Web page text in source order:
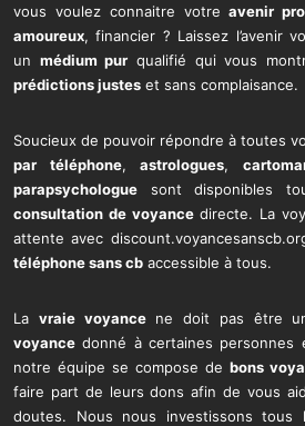
vous voulez connaitre votreavenir
amoureux, financier ? Laissez l’avenir
un médium pur qualifié qui vous
prédictions justes et sans complaisance.
Soucieux de pouvoir répondre à toutes
par téléphone,astrologues,
parapsychologue sont disponibles
consultation de voyancedirecte. La
attente avec
téléphone sans cb accessible à tous.
La vraie voyancene doit pas être
voyance donné à certaines personnes
notre équipe se compose de bons
faire part de leurs dons afin de vous
doutes. Nous nous investissons